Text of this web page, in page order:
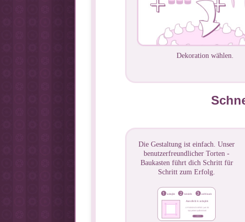
Dekoration wählen.
Die Gestaltung ist einfach. Unser
benutzerfreundlicher Torten -
Baukasten führt dich Schritt für
Schritt zum Erfolg.